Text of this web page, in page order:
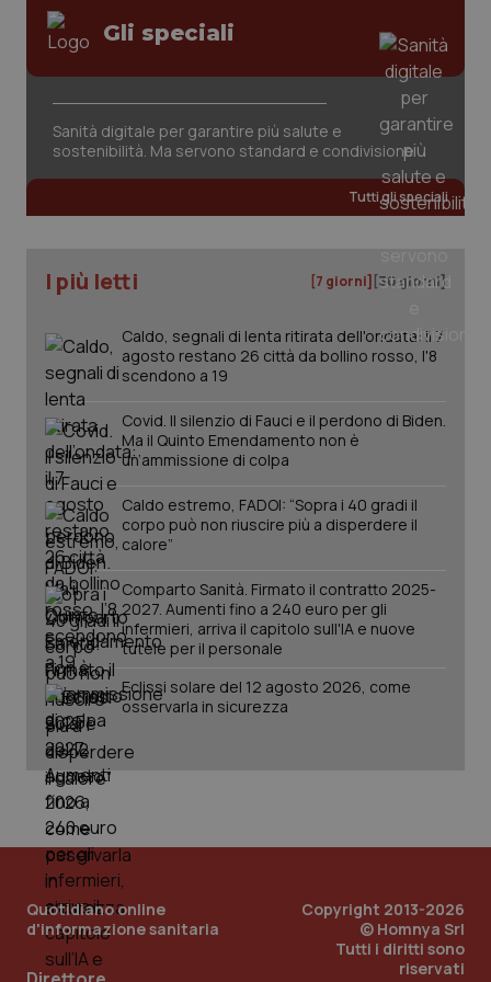
Gli speciali
Sanità digitale per garantire più salute e
sostenibilità. Ma servono standard e condivisione
Tutti gli speciali
I più letti [7 giorni] [30 giorni]
Caldo, segnali di lenta ritirata dell'ondata: il 7
agosto restano 26 città da bollino rosso, l'8
scendono a 19
Covid. Il silenzio di Fauci e il perdono di Biden.
Ma il Quinto Emendamento non è
un’ammissione di colpa
Caldo estremo, FADOI: “Sopra i 40 gradi il
corpo può non riuscire più a disperdere il
calore”
Comparto Sanità. Firmato il contratto 2025-
2027. Aumenti fino a 240 euro per gli
infermieri, arriva il capitolo sull'IA e nuove
tutele per il personale
Eclissi solare del 12 agosto 2026, come
osservarla in sicurezza
Quotidiano online
d'informazione sanitaria
Copyright 2013-2026
© Homnya Srl
Tutti i diritti sono
riservati
CookieScriptConsent
CookieScript
www.quotidianosanita.it
tracking-enable
tracking-sites-ironfish-
session-id
www.quotidianosanita.it